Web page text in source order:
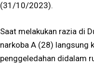
(31/10/2023).
Saat melakukan razia di
narkoba A (28) langsung
penggeledahan didalam